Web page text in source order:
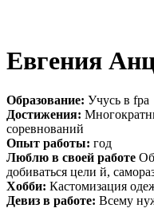
Евгения
Образование: Учусь в fpa
Достижения:
соревнований
Опыт работы: год
Люблю в своей работе
добиваться цели й,
Хобби: Кастомизация
Девиз в работе: Всему